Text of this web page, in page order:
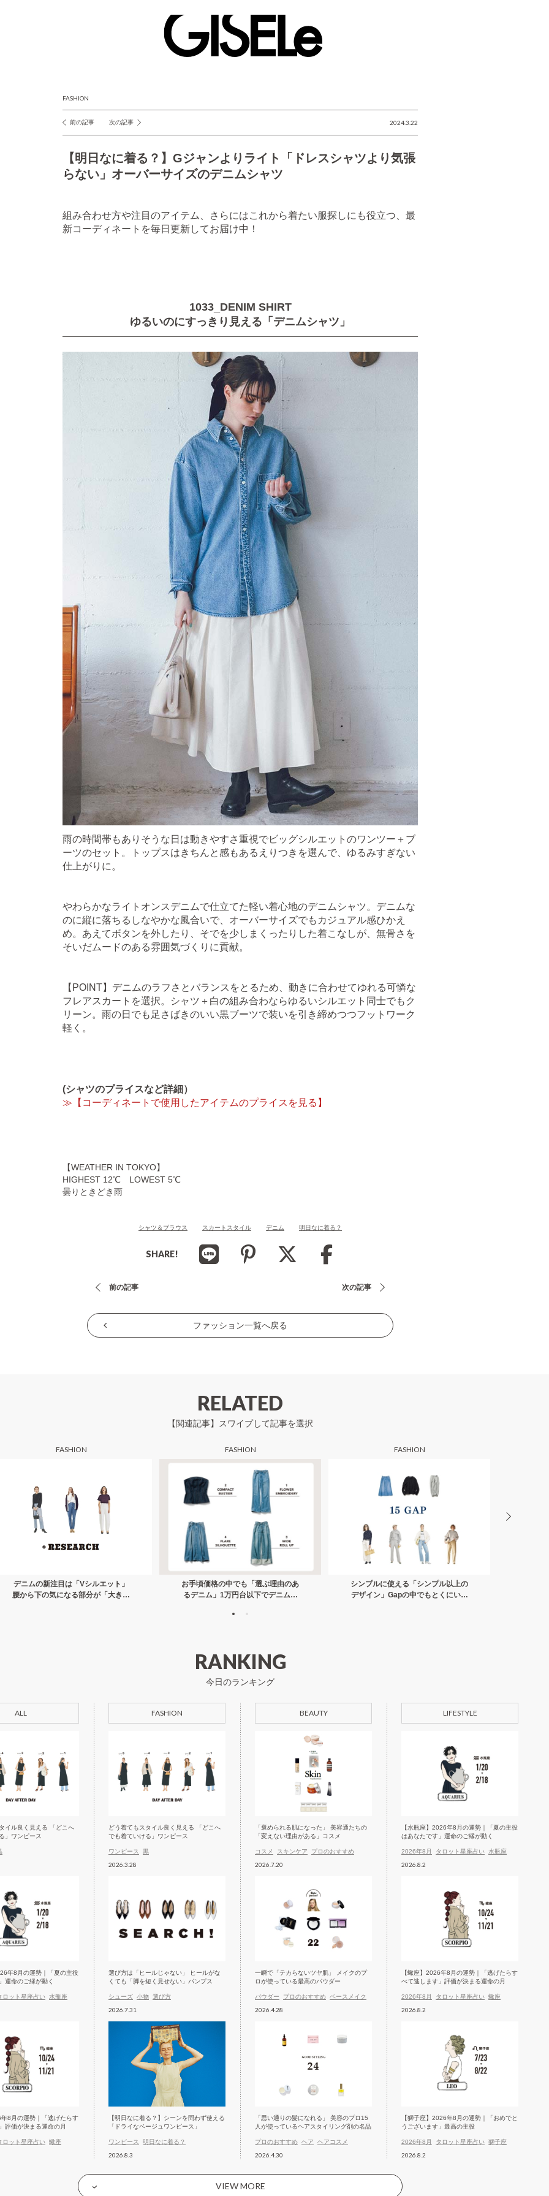
FASHION
投
ナ
ビ
ー
シ
前の記事 次の記事 2024.3.22
【明日なに着る？】Gジャンよりライト「ドレスシャツより気張
らない」オーバーサイズのデニムシャツ
組み合わせ方や注目のアイテム、さらにはこれから着たい服探しにも役立つ、最
新コーディネートを毎日更新してお届け中！
1033_DENIM SHIRT
ゆるいのにすっきり見える「デニムシャツ」
雨の時間帯もありそうな日は動きやすさ重視でビッグシルエットのワンツー＋ブ
ーツのセット。トップスはきちんと感もあるえりつきを選んで、ゆるみすぎない
仕上がりに。
やわらかなライトオンスデニムで仕立てた軽い着心地のデニムシャツ。デニムな
のに縦に落ちるしなやかな風合いで、オーバーサイズでもカジュアル感ひかえ
め。あえてボタンを外したり、そでを少しまくったりした着こなしが、無骨さを
そいだムードのある雰囲気づくりに貢献。
【POINT】デニムのラフさとバランスをとるため、動きに合わせてゆれる可憐な
フレアスカートを選択。シャツ＋白の組み合わならゆるいシルエット同士でもク
リーン。雨の日でも足さばきのいい黒ブーツで装いを引き締めつつフットワーク
軽く。
(シャツのプライスなど詳細）
≫【コーディネートで使用したアイテムのプライスを見る】
【WEATHER IN TOKYO】
HIGHEST 12℃ LOWEST 5℃
曇りときどき雨
シャツ＆ブラウス スカートスタイル デニム 明日なに着る？
SHARE!
投
ナ
ビ
前の記事 次の記事
ファッション一覧へ戻る
RELATED
【関連記事】スワイプして記事を選択
FASHION
デニムの新注目は「Vシルエット」
腰から下の気になる部分が「大きく
FASHION
お手頃価格の中でも「選ぶ理由のあ
るデニム」1万円台以下でデニムの
FASHION
シンプルに使える「シンプル以上の
デザイン」Gapの中でもとくにいい
RANKING
今日のランキング
ALL
イル良く見える 「どこへ
」ワンピース
年8月の運勢｜「夏の主役
運命のご縁が動く
ロット星座占い 水瓶座
年8月の運勢｜「逃げたらす
評価が決まる運命の月
ロット星座占い 蠍座
FASHION
どう着てもスタイル良く見える 「どこへ
でも着ていける」ワンピース
ワンピース 黒
2026.3.28
選び方は「ヒールじゃない」 ヒールがな
くても「脚を短く見せない」パンプス
シューズ 小物 選び方
2026.7.31
【明日なに着る？】シーンを問わず使える
「ドライなベージュワンピース」
ワンピース 明日なに着る？
2026.8.3
BEAUTY
「褒められる肌になった」 美容通たちの
「変えない理由がある」コスメ
コスメ スキンケア プロのおすすめ
2026.7.20
一瞬で「テカらないツヤ肌」 メイクのプ
ロが使っている最高のパウダー
パウダー プロのおすすめ ベースメイク
2026.4.28
「思い通りの髪になれる」 美容のプロ15
人が使っているヘアスタイリング剤の名品
プロのおすすめ ヘア ヘアコスメ
2026.4.30
LIFESTYLE
【水瓶座】2026年8月の運勢｜「夏の主役
はあなたです」運命のご縁が動く
2026年8月 タロット星座占い 水瓶座
2026.8.2
【蠍座】2026年8月の運勢｜「逃げたらす
べて逃します」評価が決まる運命の月
2026年8月 タロット星座占い 蠍座
2026.8.2
【獅子座】2026年8月の運勢｜「おめでと
うございます」最高の主役
2026年8月 タロット星座占い 獅子座
2026.8.2
VIEW MORE